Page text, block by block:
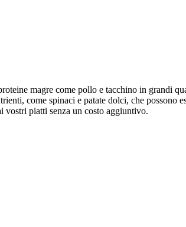
magre come pollo e tacchino in grandi
come spinaci e patate dolci, che possono
vostri piatti senza un costo aggiuntivo.